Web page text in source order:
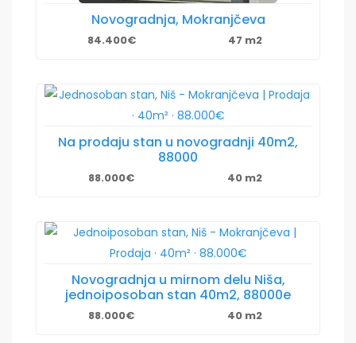
Novogradnja, Mokranjčeva
84.400€ 47 m2
Na prodaju stan u novogradnji 40m2,
88000
88.000€ 40 m2
Novogradnja u mirnom delu Niša,
jednoiposoban stan 40m2, 88000e
88.000€ 40 m2